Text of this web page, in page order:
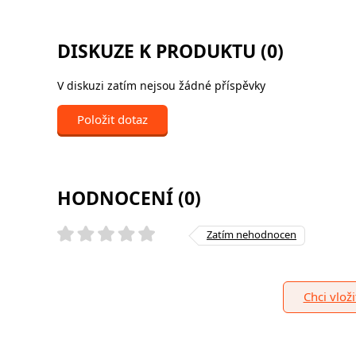
DISKUZE K PRODUKTU (0)
V diskuzi zatím nejsou žádné příspěvky
Položit dotaz
HODNOCENÍ (0)
Zatím nehodnocen
Chci